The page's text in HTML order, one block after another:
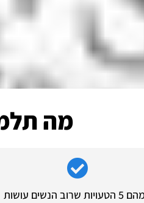
מה
מהם 5 הטעויות שרוב הנשים עושות